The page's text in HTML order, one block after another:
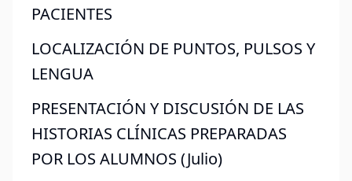
PACIENTES
LOCALIZACIÓN DE PUNTOS, PULSOS Y
LENGUA
PRESENTACIÓN Y DISCUSIÓN DE LAS
HISTORIAS CLÍNICAS PREPARADAS
POR LOS ALUMNOS (Julio)